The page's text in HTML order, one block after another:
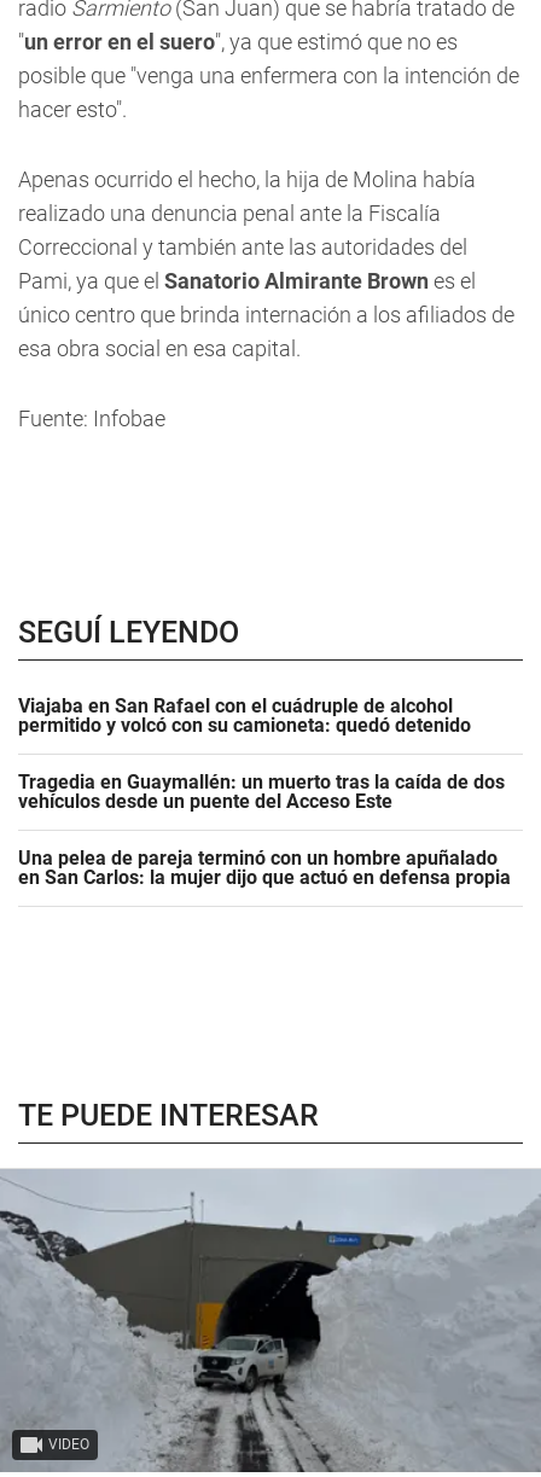
radio Sarmiento(San Juan) que se habría tratado de
"un error en el suero", ya que estimó que no es
posible que "venga una enfermera con la intención de
hacer esto".
Apenas ocurrido el hecho, la hija de Molina había
realizado una denuncia penal ante la Fiscalía
Correccional y también ante las autoridades del
Pami, ya que el Sanatorio Almirante Brown es el
único centro que brinda internación a los afiliados de
esa obra social en esa capital.
Fuente: Infobae
SEGUÍ LEYENDO
Viajaba en San Rafael con el cuádruple de alcohol
permitido y volcó con su camioneta: quedó detenido
Tragedia en Guaymallén: un muerto tras la caída de dos
vehículos desde un puente del Acceso Este
Una pelea de pareja terminó con un hombre apuñalado
en San Carlos: la mujer dijo que actuó en defensa propia
TE PUEDE INTERESAR
VIDEO